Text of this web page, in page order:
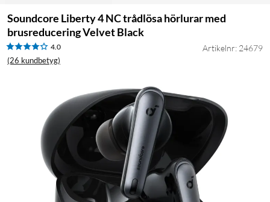
Soundcore Liberty 4 NC trådlösa hörlurar med
brusreducering Velvet Black
4.0
(26 kundbetyg)
Artikelnr: 24679